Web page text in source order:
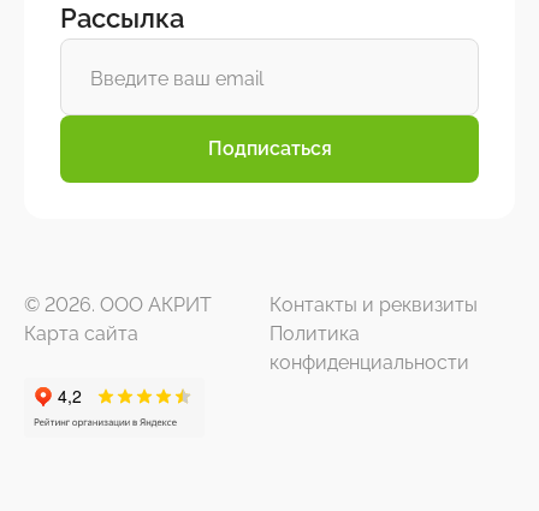
Рассылка
Подписаться
© 2026. ООО АКРИТ
Контакты и реквизиты
Карта сайта
Политика
конфиденциальности